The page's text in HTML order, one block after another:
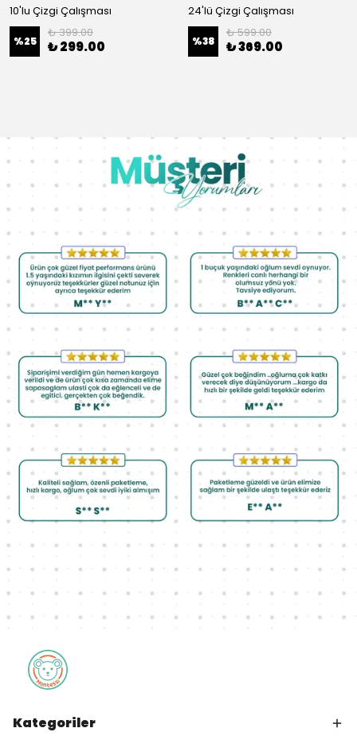
10'lu Çizgi Çalışması
%25
₺ 399.00
₺ 299.00
24'lü Çizgi Çalışması
%38
₺ 599.00
₺ 369.00
Kategoriler